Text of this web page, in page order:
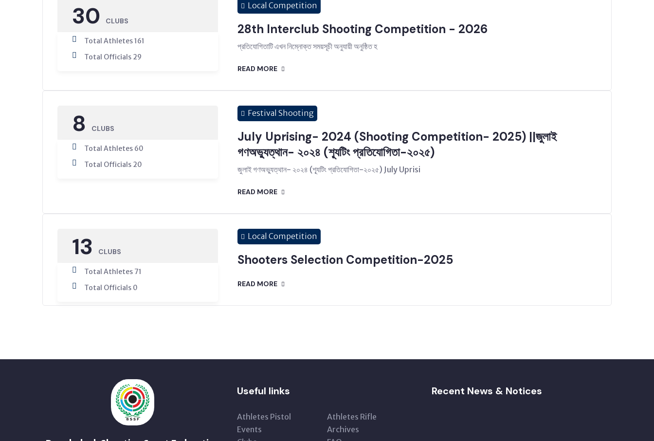
30 CLUBS
Total Athletes 161
Total Officials 29
Local Competition
28th Interclub Shooting Competition - 2026
প্রতিযোগিতাটি এখন নিম্নোক্ত সময়সূচী অনুযায়ী অনুষ্ঠিত হ
READ MORE
8 CLUBS
Total Athletes 60
Total Officials 20
Festival Shooting
July Uprising- 2024 (Shooting Competition- 2025) ||জুলাই
গণঅভ্যুত্থান- ২০২৪ (শ্যূটিং প্রতিযোগিতা-২০২৫)
জুলাই গণঅভ্যুত্থান- ২০২৪ (শ্যূটিং প্রতিযোগিতা-২০২৫) July Uprisi
READ MORE
13 CLUBS
Total Athletes 71
Total Officials 0
Local Competition
Shooters Selection Competition-2025
READ MORE
Useful links
Athletes Pistol
Athletes Rifle
Events
Archives
Recent News & Notices